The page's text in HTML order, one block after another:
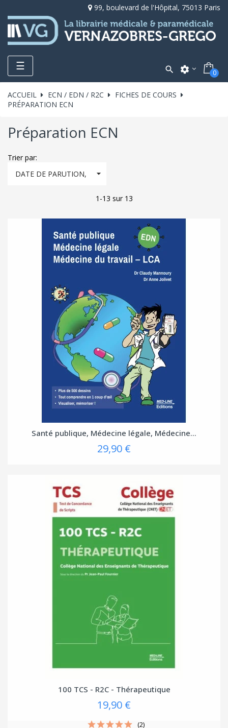
99, boulevard de l'Hôpital, 75013 Paris
Toggle
navigation
☰  settings 0
ACCUEIL ECN / EDN / R2C
FICHES DE COURS
PRÉPARATION ECN
Préparation ECN
Trier par:
DATE DE PARUTION,

1-13 sur 13
Santé publique, Médecine légale, Médecine...
29,90 €
100 TCS - R2C - Thérapeutique
19,90 €
(2)